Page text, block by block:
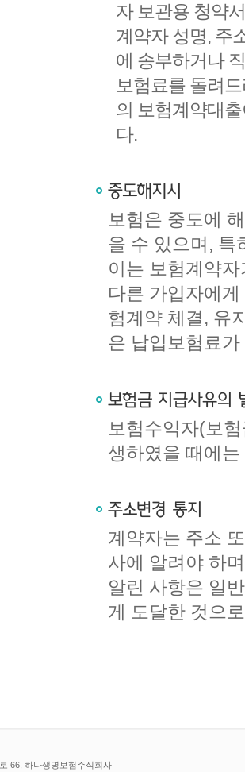
자 보관용 청약
계약자 성명, 주
에 송부하거나
보험료를 돌려
의 보험계약대
다.
보험은 중도에
을 수 있으며, 특
이는 보험계약
다른 가입자에
험계약 체결, 유
은 납입보험료
보험수익자(보
생하였을 때에
계약자는 주소
사에 알려야 하
알린 사항은 일
게 도달한 것으
66, 하나생명보험주식회사